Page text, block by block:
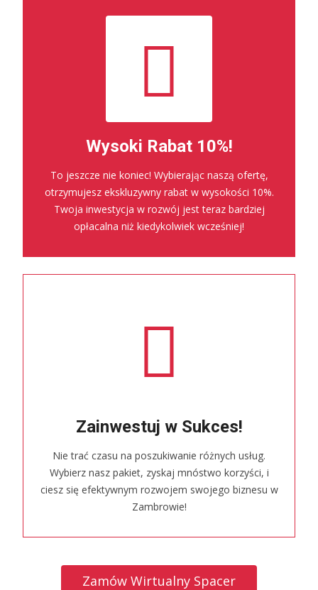
Wysoki Rabat 10%!
To jeszcze nie koniec! Wybierając naszą ofertę,
otrzymujesz ekskluzywny rabat w wysokości 10%.
Twoja inwestycja w rozwój jest teraz bardziej
opłacalna niż kiedykolwiek wcześniej!
Zainwestuj w Sukces!
Nie trać czasu na poszukiwanie różnych usług.
Wybierz nasz pakiet, zyskaj mnóstwo korzyści, i
ciesz się efektywnym rozwojem swojego biznesu w
Zambrowie!
Zamów Wirtualny Spacer